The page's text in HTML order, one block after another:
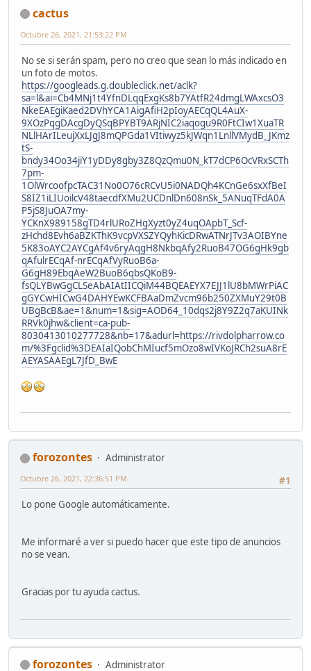
cactus
Octubre 26, 2021, 21:53:22 PM
No se si serán spam, pero no creo que sean lo más indicado en
un foto de motos.
https://googleads.g.doubleclick.net/aclk?
sa=l&ai=Cb4MNj1t4YfnDLqqExgKs8b7YAtfR24dmgLWAxcsO3
NkeEAEgiKaed2DVhYCA1AigAfiH2pIoyAECqQL4AuX-
9XOzPqgDAcgDyQSqBPYBT9ARjNIC2iaqogu9R0FtCIw1XuaTR
NLlHArILeujXxLJgJ8mQPGda1VItiwyz5kJWqn1LnllVMydB_JKmz
tS-
bndy34Oo34jiY1yDDy8gby3Z8QzQmu0N_kT7dCP6OcVRxSCTh
7pm-
1OlWrcoofpcTAC31No0O76cRCvU5i0NADQh4KCnGe6sxXfBeI
S8IZ1iLIUoilcV48taecdfXMu2UCDnlDn608nSk_5ANuqTFdA0A
P5jS8JuOA7my-
YCKnX989158gTD4rlURoZHgXyzt0yZ4uqOApbT_Scf-
zHchd8Evh6aBZKThK9vcpVXSZYQyhKicDRwATNrJTv3AOIBYne
5K83oAYC2AYCgAf4v6ryAqgH8NkbqAfy2RuoB47OG6gHk9gb
qAfulrECqAf-nrECqAfVyRuoB6a-
G6gH89EbqAeW2BuoB6qbsQKoB9-
fsQLYBwGgCLSeAbAIAtIICQiM44BQEAEYX7EJJ1lU8bMWrPiAC
gGYCwHICwG4DAHYEwKCFBAaDmZvcm96b250ZXMuY29t0B
UBgBcB&ae=1&num=1&sig=AOD64_10dqs2j8Y9Z2q7aKUINk
RRVk0jhw&client=ca-pub-
8030413010277728&nb=17&adurl=https://rivdolpharrow.co
m/%3Fgclid%3DEAIaIQobChMIucf5mOzo8wIVKoJRCh2suA8rE
AEYASAAEgL7JfD_BwE
forozontes
Administrator
#1
Octubre 26, 2021, 22:36:51 PM
Lo pone Google automáticamente.
Me informaré a ver si puedo hacer que este tipo de anuncios
no se vean.
Gracias por tu ayuda cactus.
forozontes Administrator